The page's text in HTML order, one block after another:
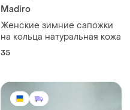
Madiro
Женские зимние сапожки
на кольца натуральная кожа
35